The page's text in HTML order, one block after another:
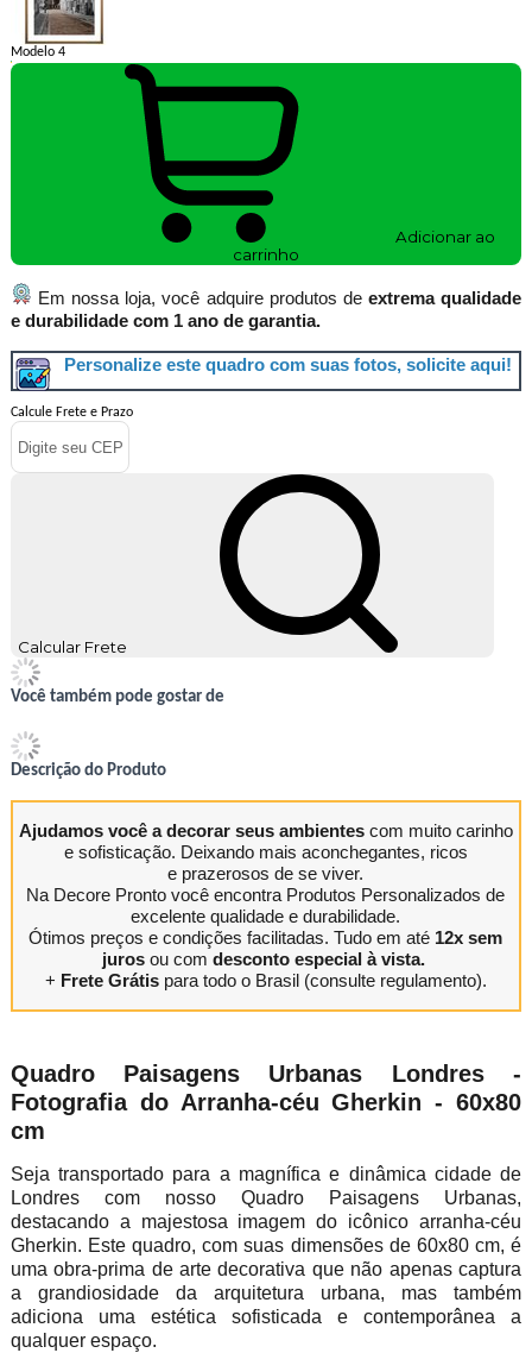
Modelo 4
Adicionar ao
carrinho
Em nossa loja, você adquire produtos de extrema qualidade
e durabilidade com 1 ano de garantia.
Personalize este quadro com suas fotos, solicite aqui!
Calcule Frete e Prazo
Calcular Frete
Você também pode gostar de
Descrição do Produto
Ajudamos você a decorar seus ambientescom muito carinho
e sofisticação. Deixando mais aconchegantes, ricos
e prazerosos de se viver.
Na Decore Pronto você encontra Produtos Personalizados de
excelente qualidade e durabilidade.
Ótimos preços e condições facilitadas. Tudo em até 12x sem
jurosou com desconto especial à vista.
+ Frete Grátispara todo o Brasil (consulte regulamento).
Quadro Paisagens Urbanas Londres -
Fotografia do Arranha-céu Gherkin - 60x80
cm
Seja transportado para a magnífica e dinâmica cidade de
Londres com nosso Quadro Paisagens Urbanas,
destacando a majestosa imagem do icônico arranha-céu
Gherkin. Este quadro, com suas dimensões de 60x80 cm, é
uma obra-prima de arte decorativa que não apenas captura
a grandiosidade da arquitetura urbana, mas também
adiciona uma estética sofisticada e contemporânea a
qualquer espaço.